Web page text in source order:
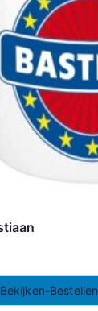
Bekijken-Bestellen